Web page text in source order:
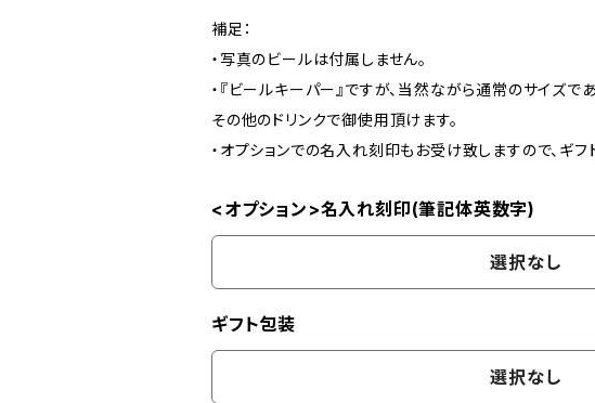
補足：
・写真のビールは付属しません。
・『ビールキーパー』ですが、当然ながら通常のサイズ
その他のドリンクで御使用頂けます。
・オプションでの名入れ刻印もお受け致しますので、ギフ
<オプション>名入れ刻印(筆記体英数字)
選択なし
ギフト包装
選択なし